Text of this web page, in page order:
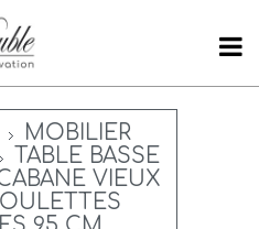
MOBILIER
TABLE BASSE
VIEUX